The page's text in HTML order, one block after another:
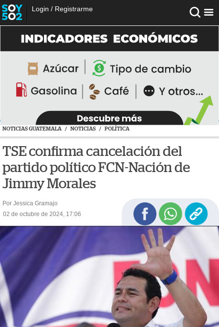
Login / Registrarme
NOTICIAS GUATEMALA / NOTICIAS / POLÍTICA
TSE confirma cancelación del
partido político FCN-Nación de
Jimmy Morales
Por Jessica Gramajo
02 de octubre de 2024, 17:06